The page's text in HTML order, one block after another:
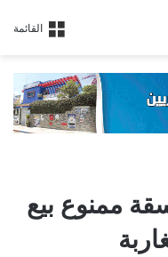
القائمة
ممنوع بيع